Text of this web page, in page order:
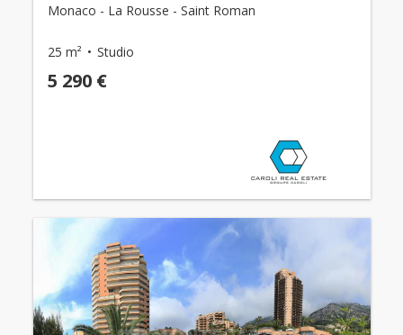
Monaco - La Rousse - Saint Roman
25 m² Studio
5 290 €